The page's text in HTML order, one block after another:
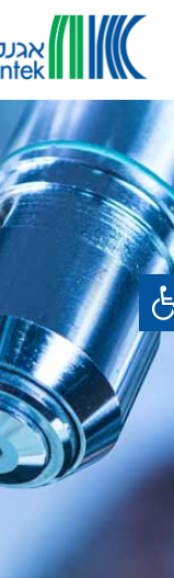
סרגל נגישות